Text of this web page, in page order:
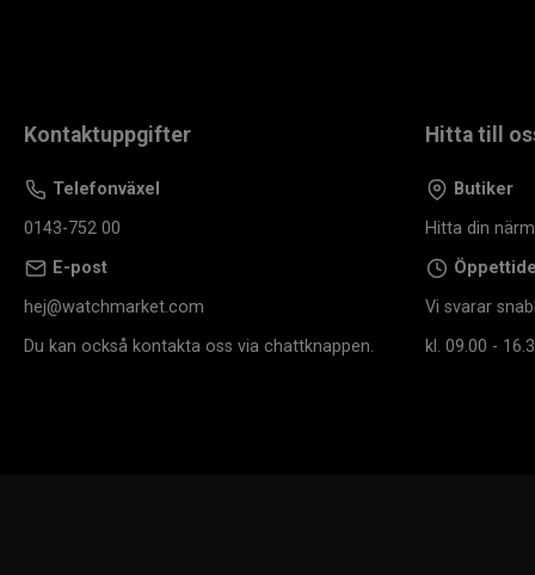
Kontaktuppgifter
Telefonväxel
0143-752 00
E-post
hej@watchmarket.com
Du kan också kontakta oss via chattknappen.
Hitta till
Butiker
Hitta din
Vi svarar
kl. 09.00 -